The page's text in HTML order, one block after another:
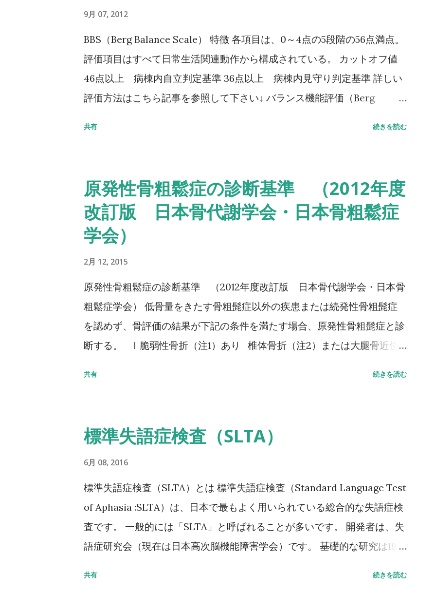
9月 07, 2012
BBS（Berg Balance Scale） 特徴 各項目は、0～4点の5段階の56点満点。
評価項目はすべて日常生活関連動作から構成されている。 カットオフ値
46点以上 病棟内自立判定基準 36点以上 病棟内見守り判定基準 詳しい
評価方法はこちら記事を参照して下さい↓ バランス機能評価（Berg
秒：屋外外出可能 30秒以上：日常生活動作に要介助 詳しい評価方法はこ
ちら記事を参照して下さい↓ タイムアップアンドゴーテスト TUG:Timed
Up & Go Test 10m歩行テスト 方法 助走路（各3m）を含めた約16m（直線
歩行路）を歩行し、定常歩行とみなせる10mの所要時間をストップウォッ
共有 続きを読む
原発性骨粗鬆症の診断基準 （2012年度
改訂版 日本骨代謝学会・日本骨粗鬆症
学会）
2月 12, 2015
原発性骨粗鬆症の診断基準 （2012年度改訂版 日本骨代謝学会・日本骨
粗鬆症学会） 低骨量をきたす骨粗髭症以外の疾患または続発性骨粗髭症
を認めず、骨評価の結果が下記の条件を満たす場合、原発性骨粗髭症と診
断する。 Ⅰ脆弱性骨折（注1）あり 椎体骨折（注2）または大腿骨近位
とは、立った姿勢からの転倒か、それ以下の外力をさす。 注2 形態椎体骨
折のうち、2／3は無症候性であることに留意するとともに、鑑別診断の観
点からも脊椎X線像を確認することが望ましい。 注3 そのほかの脆弱性骨
折：軽微な外力によって発生した非外傷性骨折で、骨折部位は肋骨、骨盤
（恥骨、坐骨、仙骨を含む）上腕骨近位部、焼骨遠位端、下腿骨。 注4 骨
密度は原則として腰椎または大腿骨近位部骨密度とする。 また、複数部
椎においてはL1～L4またはL2～L4を基準値とする。 ただし、高齢者にお
共有 続きを読む
標準失語症検査（SLTA）
6月 08, 2016
標準失語症検査（SLTA）とは 標準失語症検査（Standard Language Test
of Aphasia :SLTA）は、日本で最もよく用いられている総合的な失語症検
査です。 一般的には「SLTA」と呼ばれることが多いです。 開発者は、失
語症研究会（現在は日本高次脳機能障害学会）です。 基礎的な研究は1965
共有 続きを読む